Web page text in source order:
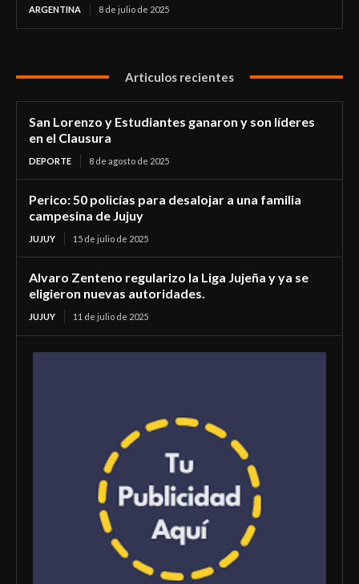
ARGENTINA 8 de julio de 2025
Articulos recientes
San Lorenzo y Estudiantes ganaron y son líderes
en el Clausura
DEPORTE 8 de agosto de 2025
Perico: 50 policías para desalojar a una familia
campesina de Jujuy
JUJUY 15 de julio de 2025
Alvaro Zenteno regularizo la Liga Jujeña y ya se
eligieron nuevas autoridades.
JUJUY 11 de julio de 2025